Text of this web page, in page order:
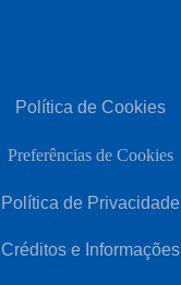
Política de Cookies
Preferências de Cookies
Política de Privacidade
Créditos e Informações